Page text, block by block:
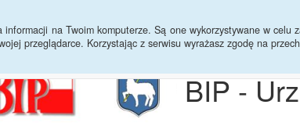
na Twoim komputerze. Są one wykorzystywane w
przeglądarce. Korzystając z serwisu wyrażasz zgodę na
BIP -